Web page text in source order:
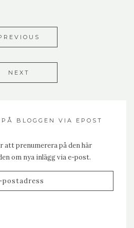
NEXT
BLOGGEN VIA EPOST
att prenumerera på den här
om nya inlägg via e-post.